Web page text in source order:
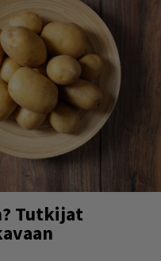
Tutkijat